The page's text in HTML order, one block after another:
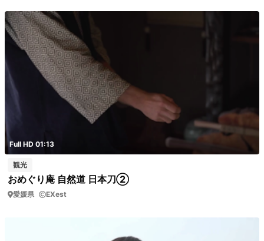
Full HD 01:13
観光
おめぐり庵 自然道 日本刀②
愛媛県 EXest